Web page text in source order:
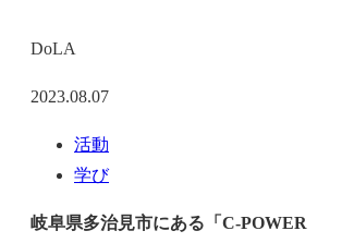
DoLA
2023.08.07
活動
学び
岐阜県多治見市にある「C-POWER